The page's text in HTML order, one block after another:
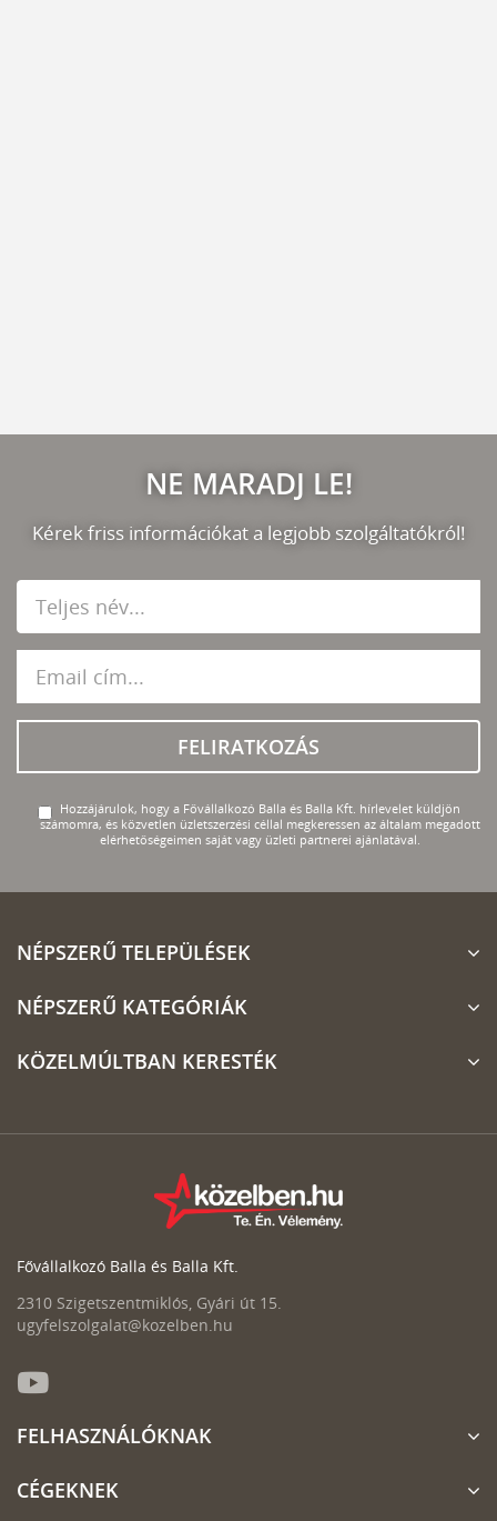
NE MARADJ LE!
Kérek friss információkat a legjobb szolgáltatókról!
FELIRATKOZÁS
Hozzájárulok, hogy a Fővállalkozó Balla és Balla Kft. hírlevelet küldjön
számomra, és közvetlen üzletszerzési céllal megkeressen az általam megadott
elérhetőségeimen saját vagy üzleti partnerei ajánlatával.
NÉPSZERŰ TELEPÜLÉSEK
NÉPSZERŰ KATEGÓRIÁK
KÖZELMÚLTBAN KERESTÉK
Fővállalkozó Balla és Balla Kft.
2310 Szigetszentmiklós, Gyári út 15.
ugyfelszolgalat@kozelben.hu
FELHASZNÁLÓKNAK
CÉGEKNEK